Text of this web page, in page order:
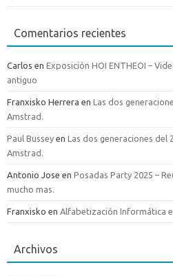
Comentarios recientes
Carlos en Exposición HOI ENTHEOI –
antiguo
Franxisko Herrera en Las dos
Amstrad.
Paul Bussey en Las dos generaciones del
Amstrad.
Antonio Jose en Posadas Party 2025 –
mucho mas.
Franxisko en Alfabetización Informática
Archivos